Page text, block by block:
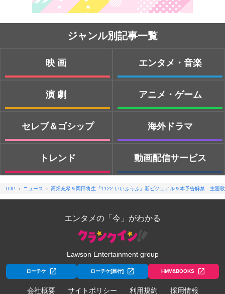
ジャンル別記事一覧
映画
演劇
セレブ＆ゴシップ
トレンド
エンタメ・音楽
アニメ・ゲーム
海外ドラマ
動画配信サービス
TOP ニュース 高畑充希＆岡田将生『1122 いいふうふ』新ビジュアル＆本予告解禁 主題
エンタメの「今」がわかる
Lawson Entertainment group
ローチケ ローチケ[旅行] HMV&BOOKS
会社概要 サイトポリシー 利用規約 採用情報